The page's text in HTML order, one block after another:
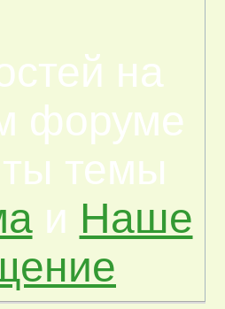
на
форуме
темы
и Наше